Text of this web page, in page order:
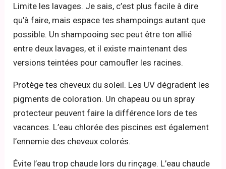
Limite les lavages. Je sais, c’est plus facile à dire
qu’à faire, mais espace tes shampoings autant que
possible. Un shampooing sec peut être ton allié
entre deux lavages, et il existe maintenant des
versions teintées pour camoufler les racines.
Protège tes cheveux du soleil. Les UV dégradent les
pigments de coloration. Un chapeau ou un spray
protecteur peuvent faire la différence lors de tes
vacances. L’eau chlorée des piscines est également
l’ennemie des cheveux colorés.
Évite l’eau trop chaude lors du rinçage. L’eau chaude